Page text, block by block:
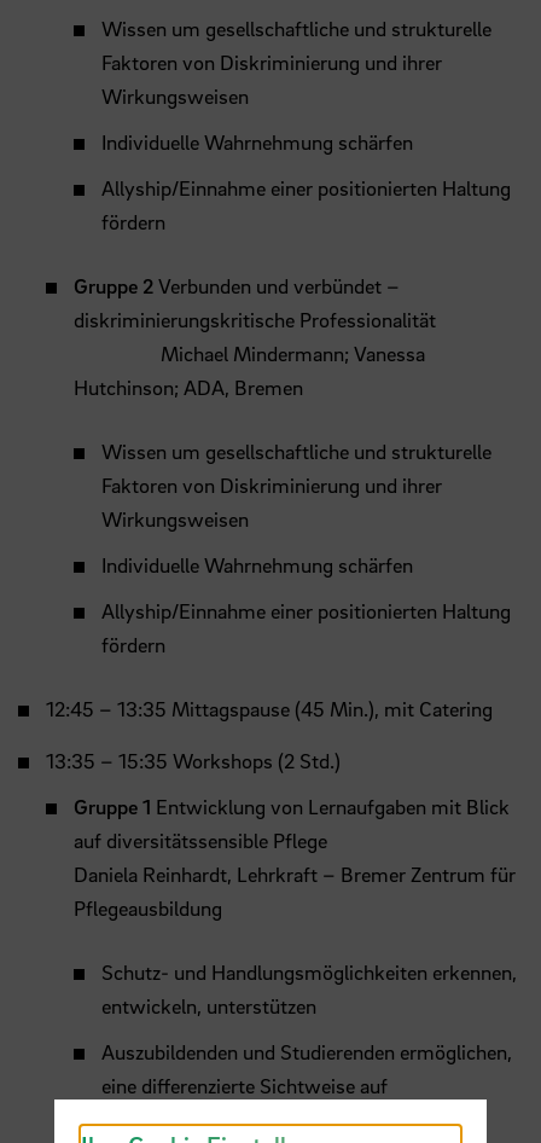
Wissen um gesellschaftliche und strukturelle
Faktoren von Diskriminierung und ihrer
Wirkungsweisen
Individuelle Wahrnehmung schärfen
Allyship/Einnahme einer positionierten Haltung
fördern
Gruppe 2Verbunden und verbündet –
diskriminierungskritische Professionalität
Michael Mindermann; Vanessa
Hutchinson; ADA, Bremen
Wissen um gesellschaftliche und strukturelle
Faktoren von Diskriminierung und ihrer
Wirkungsweisen
Individuelle Wahrnehmung schärfen
Allyship/Einnahme einer positionierten Haltung
fördern
12:45 – 13:35 Mittagspause (45 Min.), mit Catering
13:35 – 15:35 Workshops (2 Std.)
Gruppe 1 Entwicklung von Lernaufgaben mit Blick
auf diversitätssensible Pflege
Daniela Reinhardt, Lehrkraft – Bremer Zentrum für
Pflegeausbildung
Schutz- und Handlungsmöglichkeiten erkennen,
entwickeln, unterstützen
Auszubildenden und Studierenden ermöglichen,
eine differenzierte Sichtweise auf
Pflegebedürfnisse und Erfahrungen